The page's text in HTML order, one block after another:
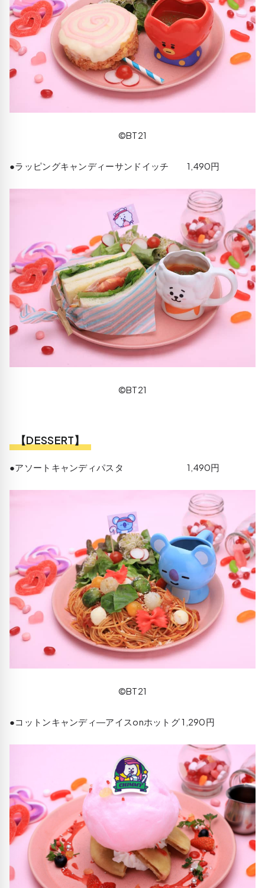
©BT21
●ラッピングキャンディーサンドイッチ 1,490円
©BT21
【DESSERT】
●アソートキャンディパスタ 1,490円
©BT21
●コットンキャンディ―アイスonホットグ 1,290円